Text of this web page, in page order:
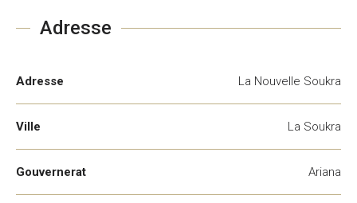
Adresse
Adresse La Nouvelle Soukra
Ville La Soukra
Gouvernerat Ariana